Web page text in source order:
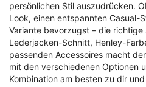
persönlichen Stil auszudrücken.
Look, einen entspannten Casual-
Variante bevorzugst – die richtige
Lederjacken-Schnitt, Henley-
passenden Accessoires macht
mit den verschiedenen Optionen
Kombination am besten zu dir